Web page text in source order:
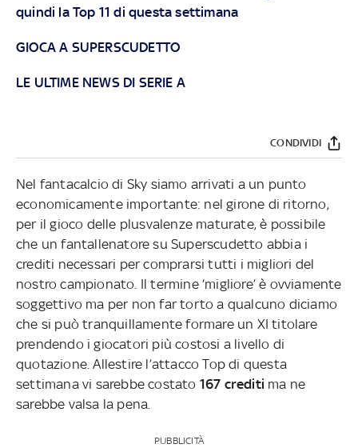
quindi la Top 11 di questa settimana
GIOCA A SUPERSCUDETTO
LE ULTIME NEWS DI SERIE A
CONDIVIDI
Nel fantacalcio di Sky siamo arrivati a un punto
economicamente importante: nel girone di ritorno,
per il gioco delle plusvalenze maturate, è possibile
che un fantallenatore su Superscudetto abbia i
crediti necessari per comprarsi tutti i migliori del
nostro campionato. Il termine ‘migliore’ è ovviamente
soggettivo ma per non far torto a qualcuno diciamo
che si può tranquillamente formare un XI titolare
prendendo i giocatori più costosi a livello di
quotazione. Allestire l’attacco Top di questa
settimana vi sarebbe costato 167 crediti ma ne
sarebbe valsa la pena.
PUBBLICITÀ